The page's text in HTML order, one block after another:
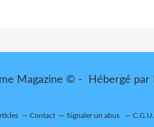
Magazine © - Hébergé par
Contact Signaler un abus C.G.U.